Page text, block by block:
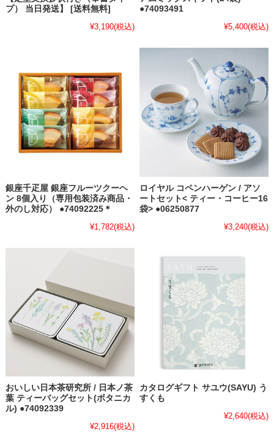
プ） 当日発送】 [送料無料]
¥3,190(税込)
●74093491
¥5,400(税込)
銀座千疋屋 銀座フルーツクーヘ
ン 8個入り（専用包装済み商品・
外のし対応） ●74092225＊
¥1,782(税込)
ロイヤル コペンハーゲン / アソ
ートセット< ティー・コーヒー16
袋> ●06250877
¥3,240(税込)
おいしい日本茶研究所 / 日本ノ茶
葉 ティーバッグセット(ボタニカ
ル) ●74092339
¥2,916(税込)
カタログギフト サユウ(SAYU) う
すくも
¥2,640(税込)